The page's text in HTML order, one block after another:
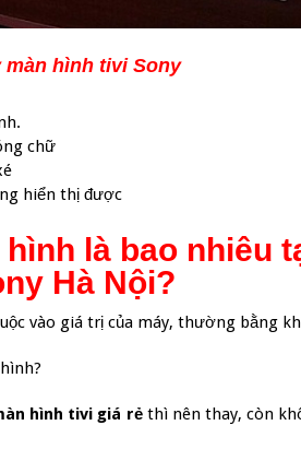
màn hình tivi Sony
chữ
hiển thị được
là bao nhiêu
Hà Nội?
vào giá trị của máy, thường bằng
hình tivi giá rẻthì nên thay, còn